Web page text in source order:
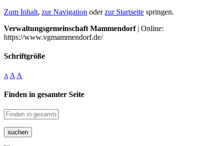
Zum Inhalt, zur Navigation oderzur Startseite springen.
Verwaltungsgemeinschaft Mammendorf| Online:
https://www.vgmammendorf.de/
Schriftgröße
A A A
Finden in gesamter Seite
suchen